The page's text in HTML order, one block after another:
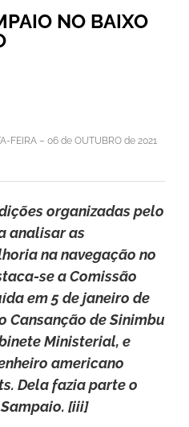
NO BAIXO
FEIRA – 06 de OUTUBRO de 2021
organizadas pelo
analisar as
na navegação no
se a Comissão
em 5 de janeiro de
Cansanção de Sinimbu
Ministerial, e
americano
Dela fazia parte o
[iii]